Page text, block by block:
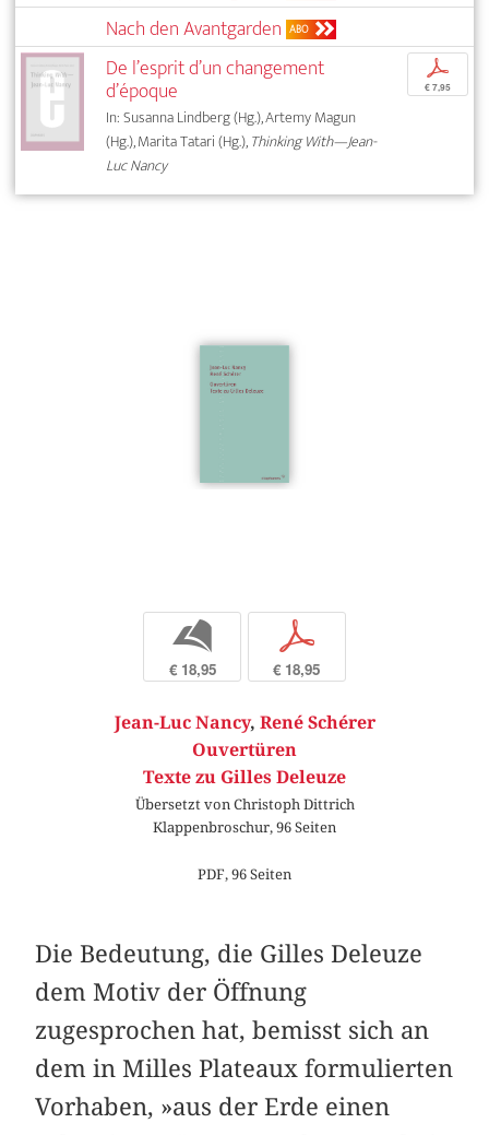
Nach den Avantgarden ABO
De l’esprit d’un changement
d’époque
In: Susanna Lindberg (Hg.), Artemy Magun
(Hg.), Marita Tatari (Hg.),Thinking With—Jean-
Luc Nancy
p
€ 7,95
b
€ 18,95
p
€ 18,95
Jean-Luc Nancy, René Schérer
Ouvertüren
Texte zu Gilles Deleuze
Übersetzt von Christoph Dittrich
Klappenbroschur, 96 Seiten
PDF, 96 Seiten
Die Bedeutung, die Gilles Deleuze
dem Motiv der Öffnung
zugesprochen hat, bemisst sich an
dem in Milles Plateaux formulierten
Vorhaben, »aus der Erde einen